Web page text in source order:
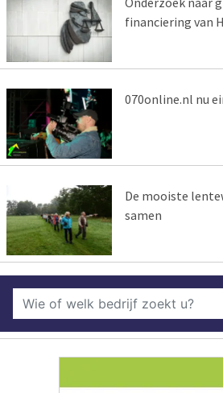
financiering van
070online.nl nu
De mooiste
samen